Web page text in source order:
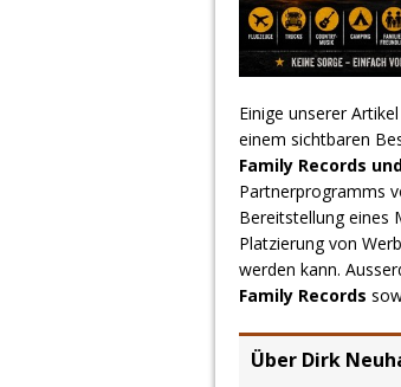
Einige unserer
einem sichtbaren
Family Records
Partnerprogramms
Bereitstellung eines
Platzierung von
werden kann.
Family Records
Über Dirk